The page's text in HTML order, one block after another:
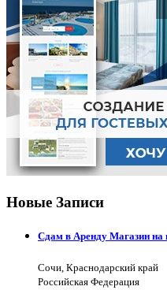
Новые Записи
Сдам в Аренду Магазин на
Сочи, Краснодарский край
Российская Федерация